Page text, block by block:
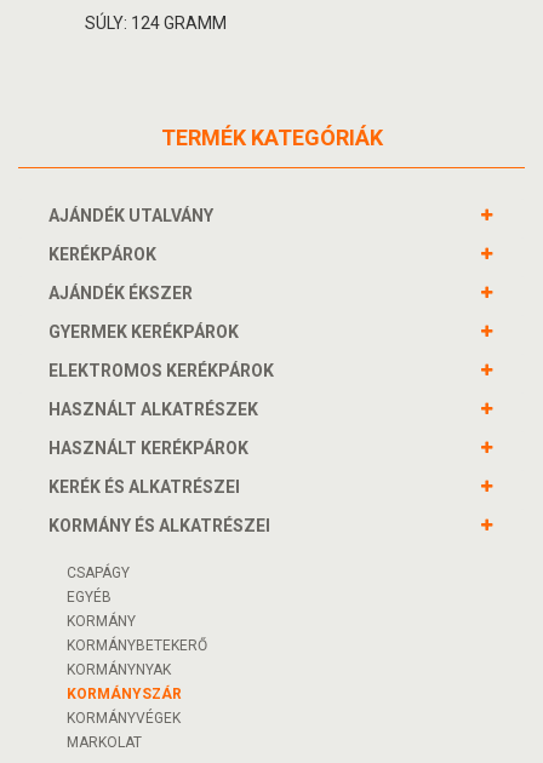
SÚLY: 124 GRAMM
TERMÉK KATEGÓRIÁK
AJÁNDÉK UTALVÁNY
KERÉKPÁROK
AJÁNDÉK ÉKSZER
GYERMEK KERÉKPÁROK
ELEKTROMOS KERÉKPÁROK
HASZNÁLT ALKATRÉSZEK
HASZNÁLT KERÉKPÁROK
KERÉK ÉS ALKATRÉSZEI
KORMÁNY ÉS ALKATRÉSZEI
CSAPÁGY
EGYÉB
KORMÁNY
KORMÁNYBETEKERŐ
KORMÁNYNYAK
KORMÁNYSZÁR
KORMÁNYVÉGEK
MARKOLAT